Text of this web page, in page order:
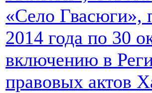
«Село Гвасюги»,
2014 года по 30
включению в
правовых актов